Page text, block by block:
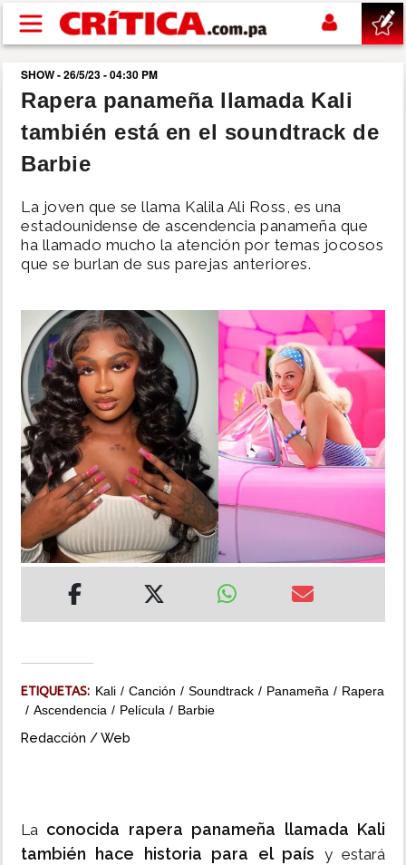
Pasar al contenido principal
buscar
SUCESOS
POLÍTICA
DEPORTES
MUNDO
INSÓLITAS
MULTIMEDIA
IMPRESO
SHOW - 26/5/23 - 04:30 PM
Rapera panameña llamada Kali
también está en el soundtrack de
Barbie
La joven que se llama Kalila Ali Ross, es una
estadounidense de ascendencia panameña que
ha llamado mucho la atención por temas jocosos
que se burlan de sus parejas anteriores.
ETIQUETAS: Kali Canción Soundtrack Panameña
Rapera
Ascendencia
Película Barbie
Redacción / Web
La conocida rapera panameña llamada Kali
también hace historia para el país y estará